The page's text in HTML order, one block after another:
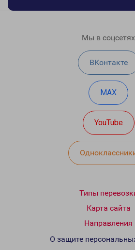
Мы в соцсетях
ВКонтакте
MAX
YouTube
Типы
Карта сайта
Направления
О защите